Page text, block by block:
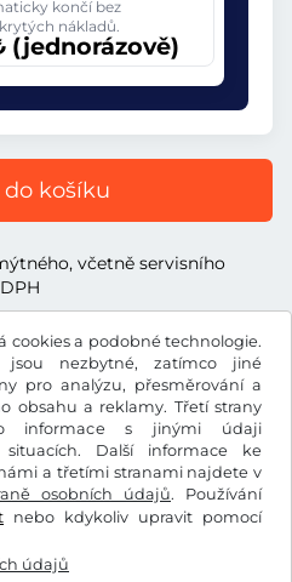
cookies a podobné technologie.
jsou nezbytné, zatímco jiné
pro analýzu, přesměrování a
obsahu a reklamy. Třetí strany
informace s jinými údaji
Další informace ke
a třetími stranami najdete v
osobních údajů. Používání
nebo kdykoliv upravit pomocí
údajů
končí bez
nákladů.
(jednorázově)
košíku
včetně servisního
/ Právo na odstoupení od